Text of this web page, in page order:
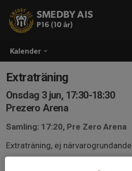
Kalender
SMEDBY AIS
P16 (10 år)
Extraträning
Onsdag 3 jun, 17:30-18:30
Prezero Arena
Samling: 17:20, Pre Zero Arena
Extraträning, ej närvarogrundande